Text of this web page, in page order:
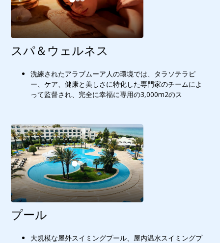
スパ＆ウェルネス
洗練されたアラブムーア人の環境では、タラソテラピ
ー、ケア、健康と美しさに特化した専門家のチームによ
って監督され、完全に幸福に専用の3,000m2のス
プール
大規模な屋外スイミングプール、屋内温水スイミングプ